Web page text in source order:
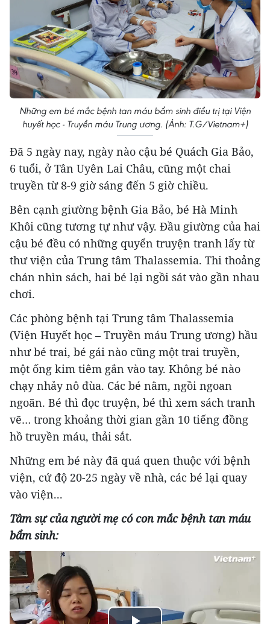
Những em bé mắc bệnh tan máu bẩm sinh điều trị tại Viện
huyết học - Truyền máu Trung ương. (Ảnh: T.G/Vietnam+)
Đã 5 ngày nay, ngày nào cậu bé Quách Gia Bảo,
6 tuổi, ở Tân Uyên Lai Châu, cũng một chai
truyền từ 8-9 giờ sáng đến 5 giờ chiều.
Bên cạnh giường bệnh Gia Bảo, bé Hà Minh
Khôi cũng tương tự như vậy. Đầu giường của hai
cậu bé đều có những quyển truyện tranh lấy từ
thư viện của Trung tâm Thalassemia. Thi thoảng
chán nhìn sách, hai bé lại ngồi sát vào gần nhau
chơi.
Các phòng bệnh tại Trung tâm Thalassemia
(Viện Huyết học – Truyền máu Trung ương) hầu
như bé trai, bé gái nào cũng một trai truyền,
một ống kim tiêm gắn vào tay. Không bé nào
chạy nhảy nô đùa. Các bé nằm, ngồi ngoan
ngoãn. Bé thì đọc truyện, bé thì xem sách tranh
vẽ… trong khoảng thời gian gần 10 tiếng đồng
hồ truyền máu, thải sắt.
Những em bé này đã quá quen thuộc với bệnh
viện, cứ độ 20-25 ngày về nhà, các bé lại quay
vào viện...
Tâm sự của người mẹ có con mắc bệnh tan máu
bẩm sinh: